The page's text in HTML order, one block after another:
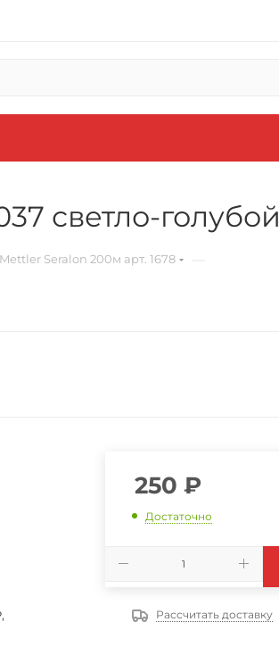
светло-голубой
Seralon 200м арт. 1678
250 ₽
Достаточно
Рассчитать доставку